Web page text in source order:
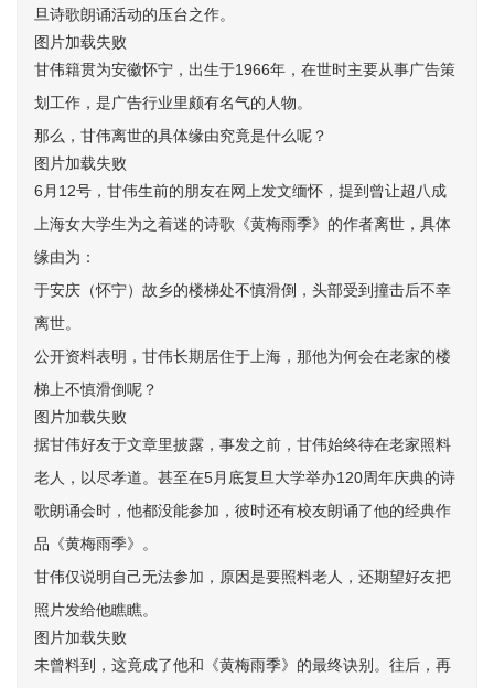
旦诗歌朗诵活动的压台之作。
图片加载失败
甘伟籍贯为安徽怀宁，出生于1966年，在世时主要从事广告策
划工作，是广告行业里颇有名气的人物。
那么，甘伟离世的具体缘由究竟是什么呢？
图片加载失败
6月12号，甘伟生前的朋友在网上发文缅怀，提到曾让超八成
上海女大学生为之着迷的诗歌《黄梅雨季》的作者离世，具体
缘由为：
于安庆（怀宁）故乡的楼梯处不慎滑倒，头部受到撞击后不幸
离世。
公开资料表明，甘伟长期居住于上海，那他为何会在老家的楼
梯上不慎滑倒呢？
图片加载失败
据甘伟好友于文章里披露，事发之前，甘伟始终待在老家照料
老人，以尽孝道。甚至在5月底复旦大学举办120周年庆典的诗
歌朗诵会时，他都没能参加，彼时还有校友朗诵了他的经典作
品《黄梅雨季》。
甘伟仅说明自己无法参加，原因是要照料老人，还期望好友把
照片发给他瞧瞧。
图片加载失败
未曾料到，这竟成了他和《黄梅雨季》的最终诀别。往后，再